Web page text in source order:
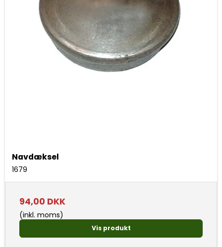
Navdæksel
1679
94,00 DKK
(inkl. moms)
Vis produkt